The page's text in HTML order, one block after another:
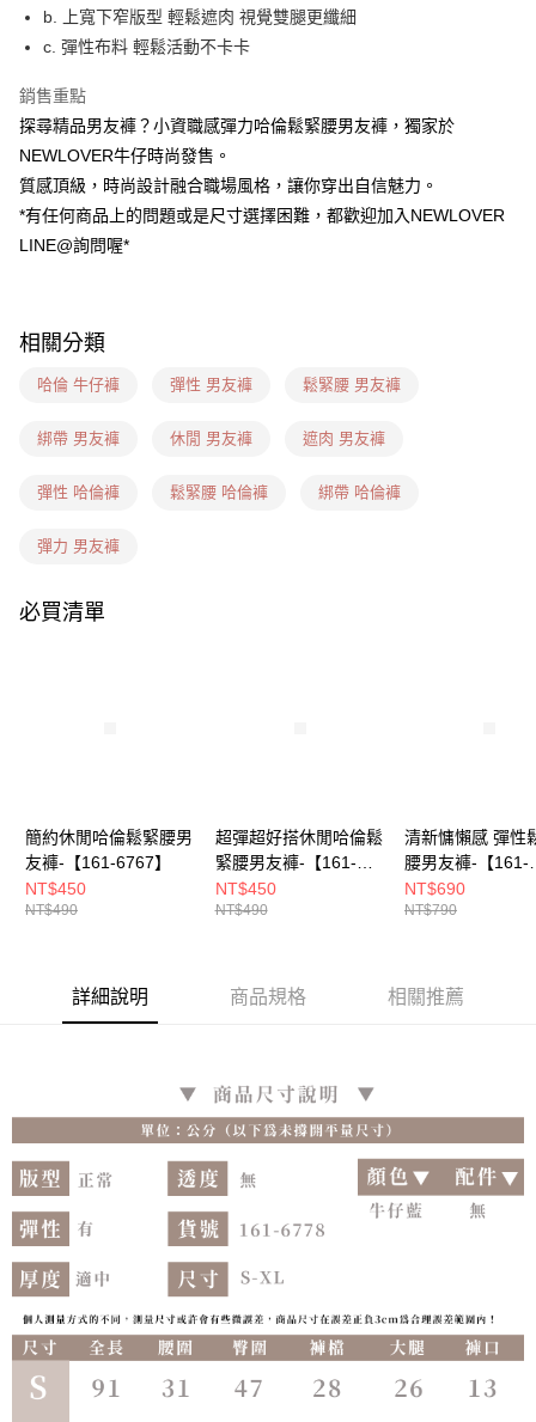
貨到付款
運送方式
貨到付款
每筆NT$60，滿NT$999(含以上)免運費
全家(信用卡、多元支付)
7-11(信用卡、多元支付)
每筆NT$60，滿NT$1,599(含以上)免運費
7-11隔日到貨(信用卡、多元支付)
新竹物流(信用卡、多元支付)
每筆NT$100，滿NT$1,899(含以上)免運費
每筆NT$100，滿NT$1,899(含以上)免運費
b. 上寬下窄版型 輕鬆遮肉 視覺雙腿更纖細
c. 彈性布料 輕鬆活動不卡卡
銷售重點
探尋精品男友褲？小資職感彈力哈倫鬆緊腰男友褲，獨家於
NEWLOVER牛仔時尚發售。
質感頂級，時尚設計融合職場風格，讓你穿出自信魅力。
*有任何商品上的問題或是尺寸選擇困難，都歡迎加入NEWLOVER
LINE@詢問喔*
相關分類
哈倫 牛仔褲 彈性 男友褲 鬆緊腰 男友褲
綁帶 男友褲 休閒 男友褲 遮肉 男友褲
彈性 哈倫褲 鬆緊腰 哈倫褲 綁帶 哈倫褲
彈力 男友褲
必買清單
簡約休閒哈倫鬆緊腰男
友褲-【161-6767】
NT$450
NT$490
超彈超好搭休閒哈倫鬆
緊腰男友褲-【161-
6775】
NT$450
NT$490
清新慵懶感 彈性
腰男友褲-【161-
6848】
NT$690
NT$790
詳細說明 商品規格 相關推薦